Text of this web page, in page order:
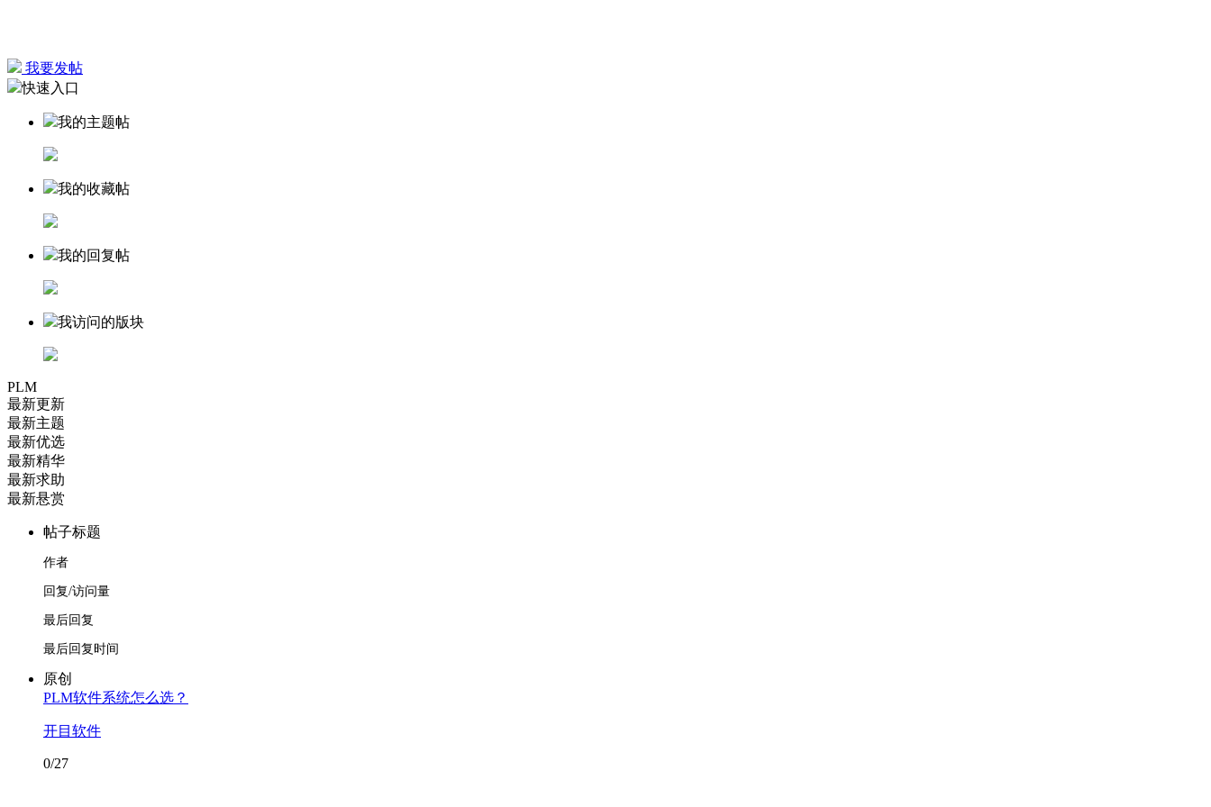
我要发帖
快速入口
我的主题帖
我的收藏帖
我的回复帖
我访问的版块
PLM
最新更新
最新主题
最新优选
最新精华
最新求助
最新悬赏
帖子标题
作者
回复/访问量
最后回复
最后回复时间
原创
PLM软件系统怎么选？
开目软件
0/27